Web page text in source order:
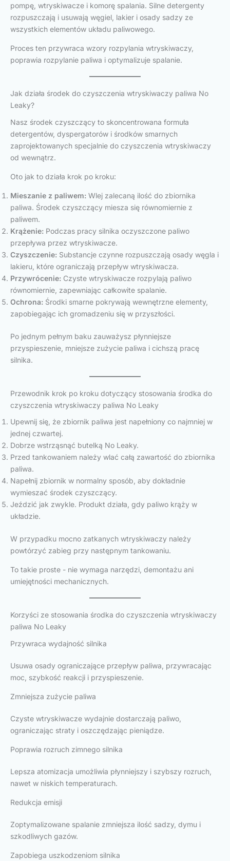
pompę, wtryskiwacze i komorę spalania. Silne detergenty
rozpuszczają i usuwają węgiel, lakier i osady sadzy ze
wszystkich elementów układu paliwowego.
Proces ten przywraca wzory rozpylania wtryskiwaczy,
poprawia rozpylanie paliwa i optymalizuje spalanie.
Jak działa środek do czyszczenia wtryskiwaczy paliwa No
Leaky?
Nasz środek czyszczący to skoncentrowana formuła
detergentów, dyspergatorów i środków smarnych
zaprojektowanych specjalnie do czyszczenia wtryskiwaczy
od wewnątrz.
Oto jak to działa krok po kroku:
Mieszanie z paliwem: Wlej zalecaną ilość do zbiornika
paliwa. Środek czyszczący miesza się równomiernie z
paliwem.
Krążenie: Podczas pracy silnika oczyszczone paliwo
przepływa przez wtryskiwacze.
Czyszczenie: Substancje czynne rozpuszczają osady węgla i
lakieru, które ograniczają przepływ wtryskiwacza.
Przywrócenie: Czyste wtryskiwacze rozpylają paliwo
równomiernie, zapewniając całkowite spalanie.
Ochrona: Środki smarne pokrywają wewnętrzne elementy,
zapobiegając ich gromadzeniu się w przyszłości.
Po jednym pełnym baku zauważysz płynniejsze
przyspieszenie, mniejsze zużycie paliwa i cichszą pracę
silnika.
Przewodnik krok po kroku dotyczący stosowania środka do
czyszczenia wtryskiwaczy paliwa No Leaky
Upewnij się, że zbiornik paliwa jest napełniony co najmniej w
jednej czwartej.
Dobrze wstrząsnąć butelką No Leaky.
Przed tankowaniem należy wlać całą zawartość do zbiornika
paliwa.
Napełnij zbiornik w normalny sposób, aby dokładnie
wymieszać środek czyszczący.
Jeździć jak zwykle. Produkt działa, gdy paliwo krąży w
układzie.
W przypadku mocno zatkanych wtryskiwaczy należy
powtórzyć zabieg przy następnym tankowaniu.
To takie proste - nie wymaga narzędzi, demontażu ani
umiejętności mechanicznych.
Korzyści ze stosowania środka do czyszczenia wtryskiwaczy
paliwa No Leaky
Przywraca wydajność silnika
Usuwa osady ograniczające przepływ paliwa, przywracając
moc, szybkość reakcji i przyspieszenie.
Zmniejsza zużycie paliwa
Czyste wtryskiwacze wydajnie dostarczają paliwo,
ograniczając straty i oszczędzając pieniądze.
Poprawia rozruch zimnego silnika
Lepsza atomizacja umożliwia płynniejszy i szybszy rozruch,
nawet w niskich temperaturach.
Redukcja emisji
Zoptymalizowane spalanie zmniejsza ilość sadzy, dymu i
szkodliwych gazów.
Zapobiega uszkodzeniom silnika